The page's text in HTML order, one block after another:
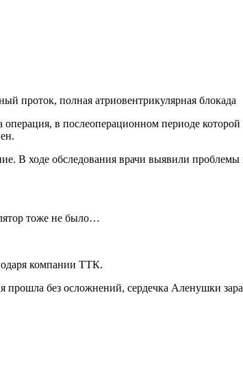
проток, полная атриовентрикулярная блокада
в послеоперационном периоде
В ходе обследования врачи выявили проблемы
тоже не было…
компании ТТК.
прошла без осложнений, сердечка Аленушки